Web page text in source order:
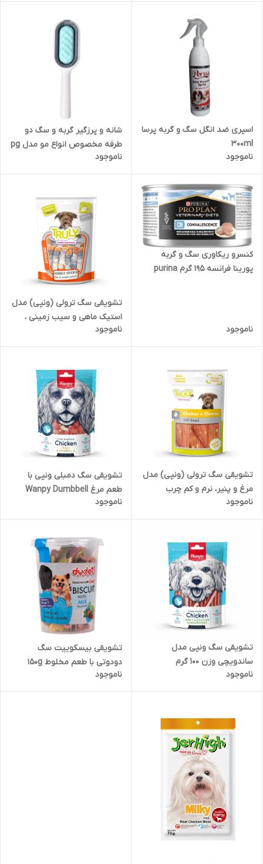
اسپری ضد انگل سگ و گربه پرسا
300ml
ناموجود
شانه و پرزگیر گربه و سگ دو
طرفه مخصوص انواع مو مدل pg
- cc202
ناموجود
کنسرو ریکاوری سگ و گربه
پورینا فرانسه 195 گرم purina
ناموجود
تشویقی سگ ترولی (ونپی) مدل
استیک ماهی و سیب زمینی ،
Nibble Sticks وزن ۹۰ گرم
ناموجود
تشویقی سگ ترولی (ونپی) مدل
مرغ و پنیر، نرم و کم چرب
Chicken & Cheese وزن ۹۰ گرم
ناموجود
تشویقی سگ دمبلی ونپی با
طعم مرغ Wanpy Dumbbell
Treats وزن 100 گرم
ناموجود
تشویقی سگ ونپی مدل
ساندویچی وزن 100 گرم
ناموجود
تشویقی بیسکوییت سگ
دودوتی با طعم مخلوط 150g
ناموجود